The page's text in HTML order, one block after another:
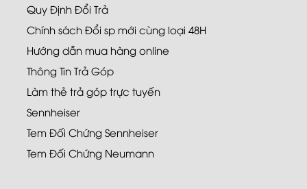
Quy Định Đổi Trả
Chính sách Đổi sp mới cùng loại 48H
Hướng dẫn mua hàng online
Thông Tin Trả Góp
Làm thẻ trả góp trực tuyến
Sennheiser
Tem Đối Chứng Sennheiser
Tem Đối Chứng Neumann